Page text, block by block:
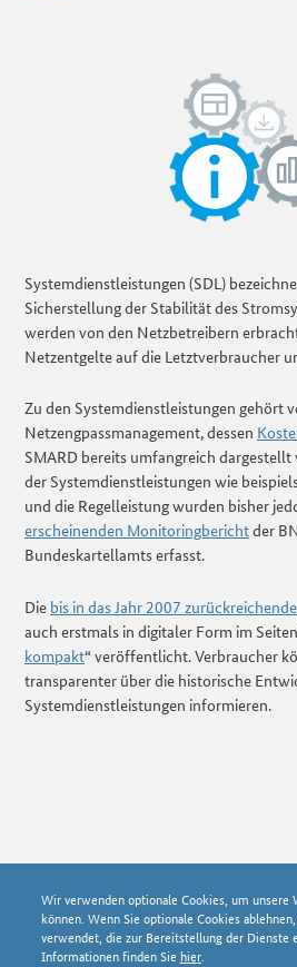
Systemdienstleistungen (SDL)
Sicherstellung der Stabilität des
werden von den Netzbetreibern
Netzentgelte auf die Letztverbraucher
Zu den Systemdienstleistungen gehört
Netzengpassmanagement, dessen
SMARD bereits umfangreich
der Systemdienstleistungen wie
und die Regelleistung wurden bisher
erscheinenden Monitoringberichtder
Bundeskartellamts erfasst.
Die bis in das Jahr 2007
auch erstmals in digitaler Form im
kompakt“ veröffentlicht. Verbraucher
transparenter über die historische
Systemdienstleistungen informieren.
© Bundesnetzagentur 2026
Tickerhistorie
Datenschutzerklärung
Wir verwenden optionale Cookies, um
können. Wenn Sie optionale Cookies
verwendet, die zur Bereitstellung der Dienste
Informationen finden Sie hier.